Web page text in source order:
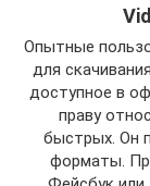
Опытные
для
доступное в
праву
быстрых. Он
форматы.